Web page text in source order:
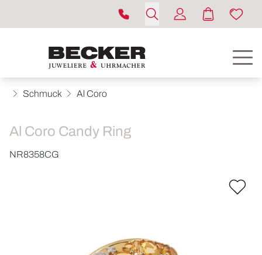
Schmuck Al Coro
Al Coro Candy Ring
NR8358CG